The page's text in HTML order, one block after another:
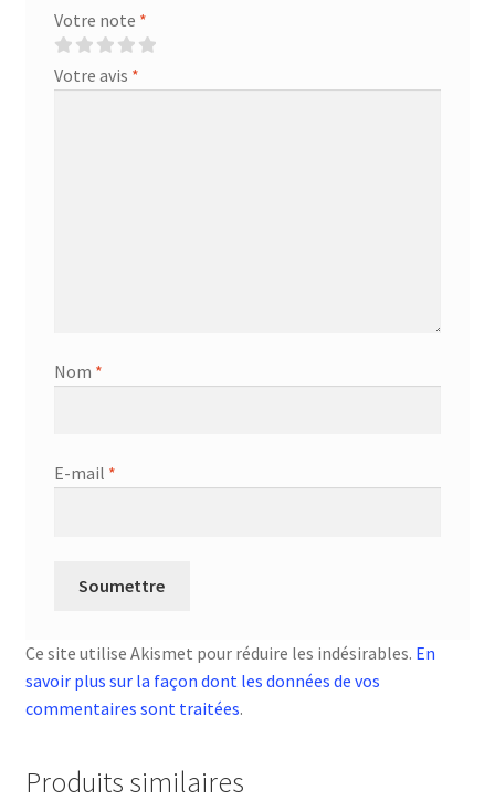
Votre note *
Votre avis *
Nom *
E-mail *
Ce site utilise Akismet pour réduire les indésirables. En
savoir plus sur la façon dont les données de vos
commentaires sont traitées.
Produits similaires